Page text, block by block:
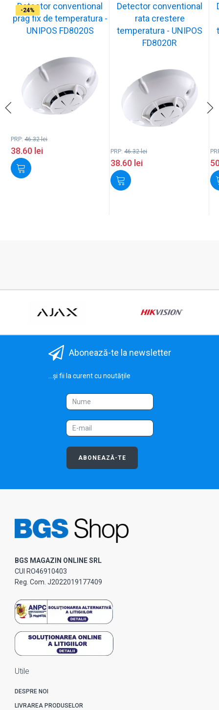
-17%
Detector conventional
prag fix de temperatura -
UNIPOS FD8020S
PRP: 46.32lei
38.60 lei
-17%
Detector conventional
rata crestere
temperatura - UNIPOS
FD8020R
PRP: 46.32lei
38.60 lei
-17%
-29%
-23%
-23%
-23%
-24%
Abonează-te la newsletter
...și fii la curent cu noutățile
ABONEAZĂ-TE
BGS MAGAZIN ONLINE SRL
CUI RO46910403
Reg. Com. J2022019177409
Utile
DESPRE NOI
LIVRAREA PRODUSELOR